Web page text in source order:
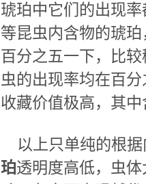
琥珀中它们的出现
等昆虫内含物的琥
百分之五一下，比
虫的出现率均在百
收藏价值极高，其
以上只单纯的根据
珀透明度高低，虫